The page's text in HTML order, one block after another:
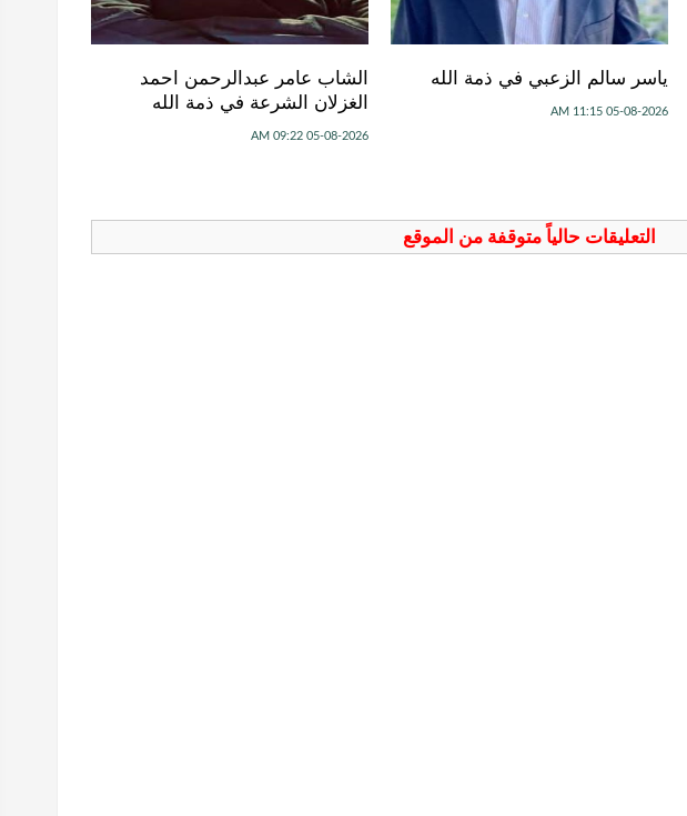
ياسر سالم الزعبي في ذمة الله
05-08-2026 11:15 AM
الشاب عامر عبدالرحمن احمد
الغزلان الشرعة في ذمة الله
05-08-2026 09:22 AM
التعليقات حالياً متوقفة من الموقع